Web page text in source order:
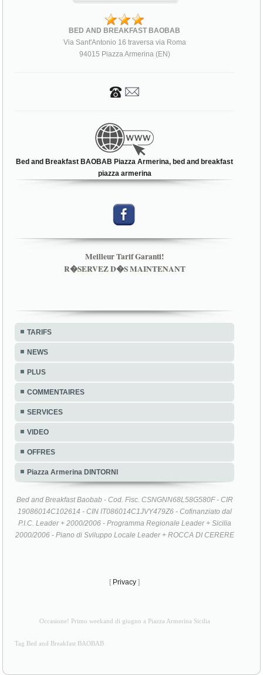
BED AND BREAKFAST BAOBAB
Via Sant'Antonio 16 traversa via Roma
94015 Piazza Armerina (EN)
Bed and Breakfast BAOBAB Piazza Armerina, bed and breakfast
piazza armerina
Meilleur Tarif Garanti!
R�SERVEZ D�S MAINTENANT
TARIFS
NEWS
PLUS
COMMENTAIRES
SERVICES
VIDEO
OFFRES
Piazza Armerina DINTORNI
Bed and Breakfast Baobab - Cod. Fisc. CSNGNN68L58G580F - CIR
19086014C102614 - CIN IT086014C1JVY479Z6 - Cofinanziato dal
P.I.C. Leader + 2000/2006 - Programma Regionale Leader + Sicilia
2000/2006 - Piano di Sviluppo Locale Leader + ROCCA DI CERERE
[ Privacy ]
Occasione! Primo weekand di giugno a Piazza Armerina Sicilia
Tag Bed and Breakfast BAOBAB